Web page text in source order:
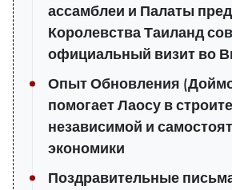
ассамблеи и Палаты
Королевства Таиланд
официальный визит во
Опыт Обновления
помогает Лаосу в
независимой и
экономики
Поздравительные